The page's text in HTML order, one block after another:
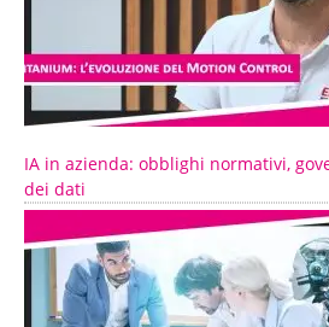
IA in azienda: obblighi normativi,
dei dati